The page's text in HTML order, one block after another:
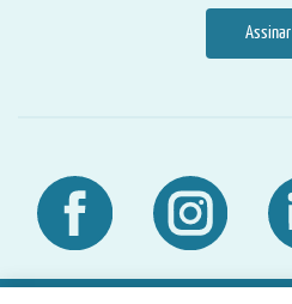
Assinar